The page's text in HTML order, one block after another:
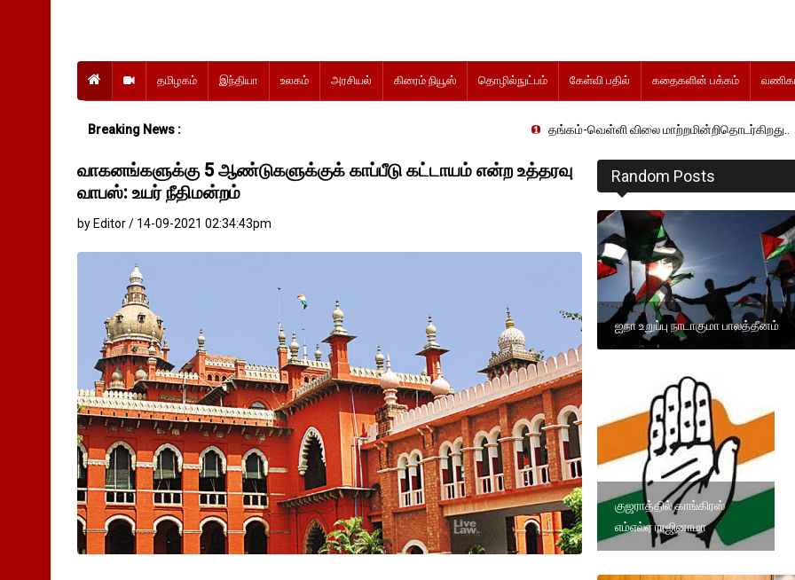
தமிழகம் இந்தியா உலகம் அரசியல் கிரைம் நியூஸ் தொழில்நுட்பம் கேள்வி பதில் கதைகளின் பக்கம்
Breaking News : தங்கம்-வெள்ளி விலை மாற்றமின்றிதொடர்கிறது..
வாகனங்களுக்கு 5 ஆண்டுகளுக்குக் காப்பீடு கட்டாயம் என்ற உத்தரவு
வாபஸ்: உயர் நீதிமன்றம்
by Editor / 14-09-2021 02:34:43pm
Random Posts
ஐநா உறுப்பு நாடாகுமா பாலத்தீனம்
குஜராத்தில் காங்கிரஸ்
எம்எல்ஏ ராஜினாமா